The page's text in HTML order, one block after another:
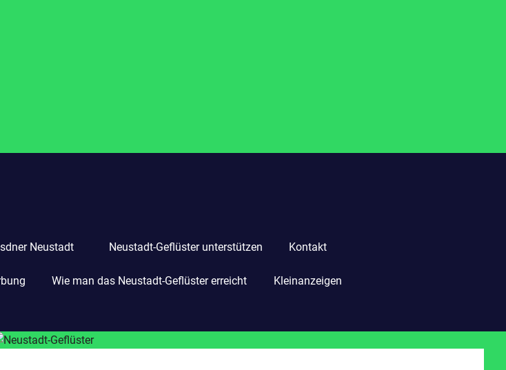
Neustadt Neustadt-Geflüster unterstützen Kontakt
Wie man das Neustadt-Geflüster erreicht Kleinanzeigen